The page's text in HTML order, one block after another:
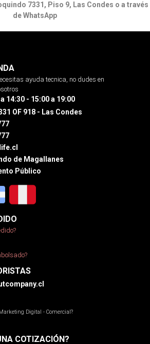
7331, Piso 9, Las Condes o a través
de WhatsApp
ayuda tecnica, no dudes en
14:30 - 15:00 a 19:00
OF 918 - Las Condes
de Magallanes
Público
Digital - Comercial?
COTIZACIÓN?